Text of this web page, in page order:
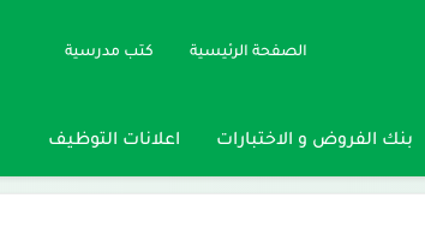
الصفحة الرئيسية كتب مدرسية
بنك الفروض و الاختبارات اعلانات التوظيف